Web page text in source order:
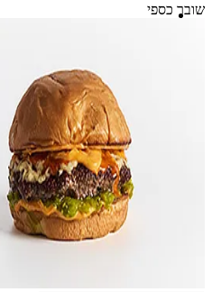
שובר כספי